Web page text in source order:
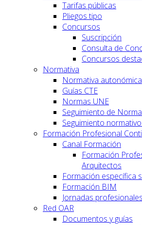
Tarifas públicas
Pliegos tipo
Concursos
Suscripción
Consulta de
Concursos
Normativa
Normativa autonómica
Guías CTE
Normas UNE
Seguimiento de
Seguimiento
Formación Profesional
Canal Formación
Formación
Arquitectos
Formación específica
Formación BIM
Jornadas profesionales
Red OAR
Documentos y guías